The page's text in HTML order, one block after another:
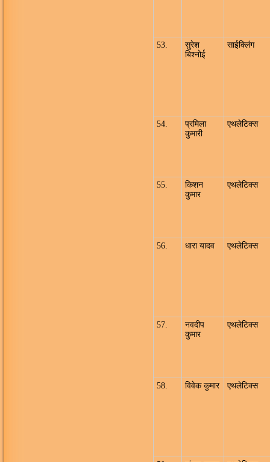
53.
सुरेश
बिश्नोई
साईक्लिंग
54.
प्रमिला
कुमारी
एथलेटिक्स
55.
किशन
कुमार
एथलेटिक्स
56. धारा यादव एथलेटिक्स
57.
नवदीप
कुमार
एथलेटिक्स
58. विवेक कुमार एथलेटिक्स